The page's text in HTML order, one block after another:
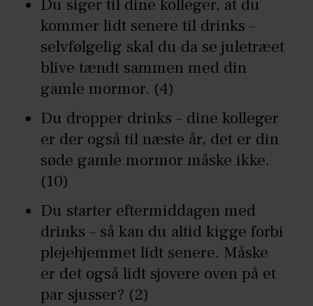
Du siger til dine kolleger, at du
kommer lidt senere til drinks –
selvfølgelig skal du da se juletræet
blive tændt sammen med din
gamle mormor. (4)
Du dropper drinks – dine kolleger
er der også til næste år, det er din
søde gamle mormor måske ikke.
(10)
Du starter eftermiddagen med
drinks – så kan du altid kigge forbi
plejehjemmet lidt senere. Måske
er det også lidt sjovere oven på et
par sjusser? (2)